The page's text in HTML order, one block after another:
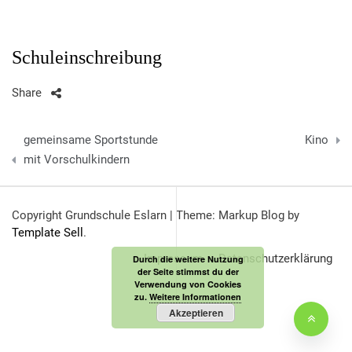
Schuleinschreibung
Share
Beitragsnavigation
gemeinsame Sportstunde
mit Vorschulkindern
Kino
Copyright Grundschule Eslarn | Theme: Markup Blog by
Template Sell .
Impressum
Datenschutzerklärung
Durch die weitere Nutzung
der Seite stimmst du der
Verwendung von Cookies
zu. Weitere Informationen
Akzeptieren